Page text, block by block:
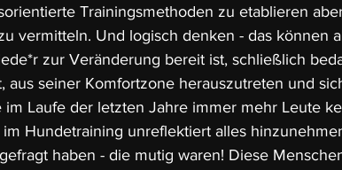
Trainingsmethoden zu etablieren
vermitteln. Und logisch denken - das können
zur Veränderung bereit ist, schließlich
aus seiner Komfortzone herauszutreten und
im Laufe der letzten Jahre immer mehr Leute
Hundetraining unreflektiert alles
haben - die mutig waren! Diese